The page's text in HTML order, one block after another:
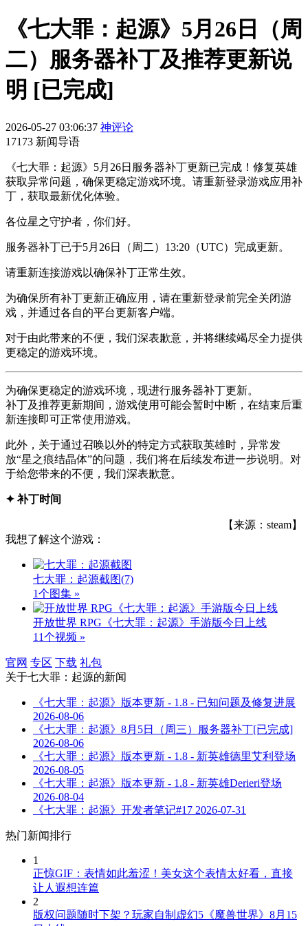
《七大罪：起源》5月26日（周
二）服务器补丁及推荐更新说
明 [已完成]
2026-05-27 03:06:37 神评论
17173 新闻导语
《七大罪：起源》5月26日服务器补丁更新已完成！修复英雄
获取异常问题，确保更稳定游戏环境。请重新登录游戏应用补
丁，获取最新优化体验。
各位星之守护者，你们好。
服务器补丁已于5月26日（周二）13:20（UTC）完成更新。
请重新连接游戏以确保补丁正常生效。
为确保所有补丁更新正确应用，请在重新登录前完全关闭游
戏，并通过各自的平台更新客户端。
对于由此带来的不便，我们深表歉意，并将继续竭尽全力提供
更稳定的游戏环境。
为确保更稳定的游戏环境，现进行服务器补丁更新。
补丁及推荐更新期间，游戏使用可能会暂时中断，在结束后重
新连接即可正常使用游戏。
此外，关于通过召唤以外的特定方式获取英雄时，异常发
放“星之痕结晶体”的问题，我们将在后续发布进一步说明。对
于给您带来的不便，我们深表歉意。
✦ 补丁时间
【来源：steam】
我想了解这个游戏：
七大罪：起源截图(7)
1个图集 »
开放世界 RPG《七大罪：起源》手游版今日上线
11个视频 »
官网 专区 下载 礼包
关于七大罪：起源的新闻
《七大罪：起源》版本更新 - 1.8 - 已知问题及修复进展
2026-08-06
《七大罪：起源》8月5日（周三）服务器补丁[已完成]
2026-08-06
《七大罪：起源》版本更新 - 1.8 - 新英雄德里艾利登场
2026-08-05
《七大罪：起源》版本更新 - 1.8 - 新英雄Derieri登场
2026-08-04
《七大罪：起源》开发者笔记#17 2026-07-31
热门新闻排行
1
正惊GIF：表情如此羞涩！美女这个表情太好看，直接
让人遐想连篇
2
版权问题随时下架？玩家自制虚幻5《魔兽世界》8月15